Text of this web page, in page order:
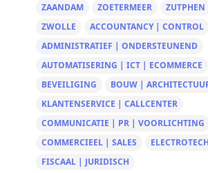
ZAANDAM
ZOETERMEER
ZUTPHEN
ZWOLLE
ACCOUNTANCY | CONTROL
ADMINISTRATIEF | ONDERSTEUNEND
AUTOMATISERING | ICT | ECOMMERCE
BEVEILIGING
BOUW |
KLANTENSERVICE | CALLCENTER
COMMUNICATIE | PR | VOORLICHTING
COMMERCIEEL | SALES
FISCAAL | JURIDISCH